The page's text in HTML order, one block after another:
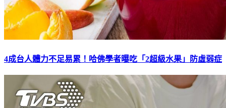
4成台人體力不足易累！哈佛學者曝吃「2超級水果」防虛弱症